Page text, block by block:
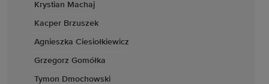
Krystian Machaj
Kacper Brzuszek
Agnieszka Ciesiołkiewicz
Grzegorz Gomółka
Tymon Dmochowski